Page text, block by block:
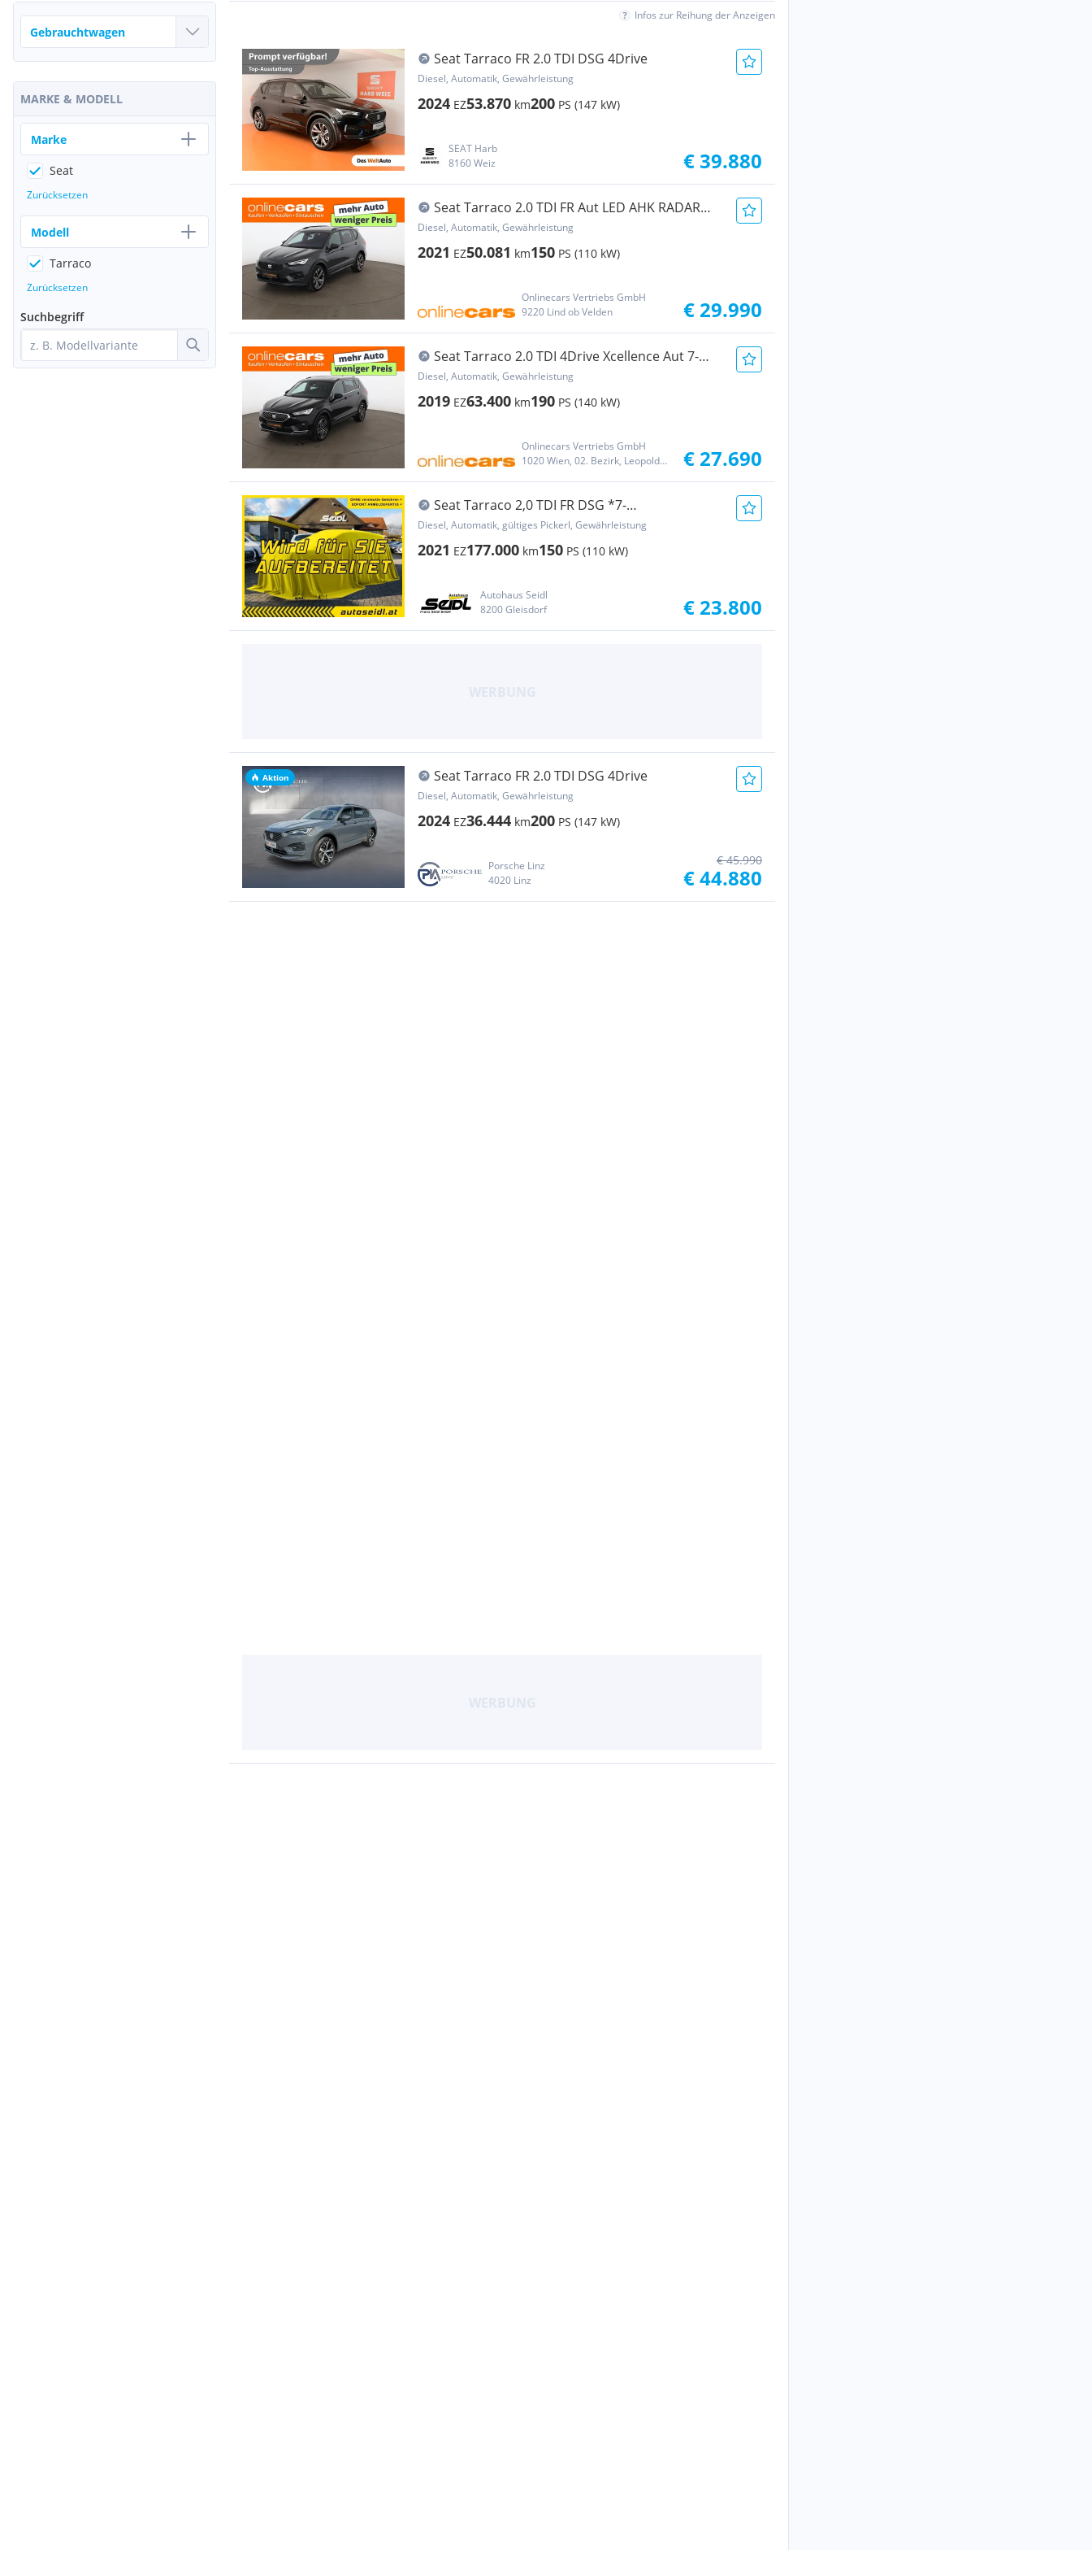
Infos zur Reihung der Anzeigen
Seat Tarraco FR 2.0 TDI DSG 4Drive
Diesel, Automatik, Gewährleistung
2024 EZ53.870 km200 PS (147 kW)
SEAT Harb
8160 Weiz
€ 39.880
Seat Tarraco 2.0 TDI FR Aut LED AHK RADAR
NAVI SITZHZ
Diesel, Automatik, Gewährleistung
2021 EZ50.081 km150 PS (110 kW)
Onlinecars Vertriebs GmbH
9220 Lind ob Velden
€ 29.990
Seat Tarraco 2.0 TDI 4Drive Xcellence Aut 7-
SITZER LE
Diesel, Automatik, Gewährleistung
2019 EZ63.400 km190 PS (140 kW)
Onlinecars Vertriebs GmbH
1020 Wien, 02. Bezirk, Leopoldstadt
€ 27.690
Seat Tarraco 2,0 TDI FR DSG *7-
SITZE+TOPAUSSTATTUNG*
Diesel, Automatik, gültiges Pickerl, Gewährleistung
2021 EZ177.000 km150 PS (110 kW)
Autohaus Seidl
8200 Gleisdorf
€ 23.800
Aktion Seat Tarraco FR 2.0 TDI DSG 4Drive
Diesel, Automatik, Gewährleistung
2024 EZ36.444 km200 PS (147 kW)
Porsche Linz
4020 Linz
€ 45.990
€ 44.880
MARKE & MODELL
Marke
Seat
Zurücksetzen
Modell
Tarraco
Zurücksetzen
Suchbegriff